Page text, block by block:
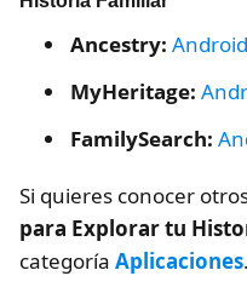
Ancestry: Android
MyHeritage:
FamilySearch:
Si quieres conocer
para Explorar tu
categoría Aplicaciones.